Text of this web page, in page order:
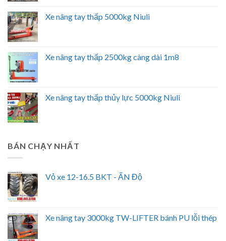
Xe nâng tay thấp 5000kg Niuli
Xe nâng tay thấp 2500kg càng dài 1m8
Xe nâng tay thấp thủy lực 5000kg Niuli
BÁN CHẠY NHẤT
Vỏ xe 12-16.5 BKT - ẤN Độ
Xe nâng tay 3000kg TW-LIFTER bánh PU lỗi thép